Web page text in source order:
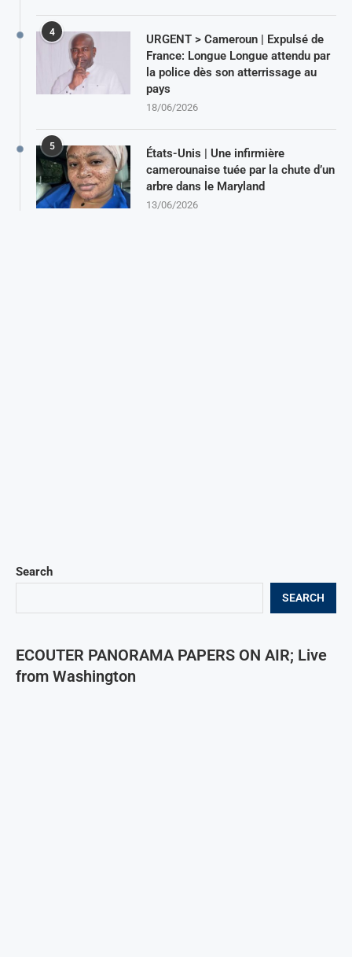
Search
SEARCH
ECOUTER PANORAMA PAPERS ON AIR; Live
from Washington
4
URGENT > Cameroun | Expulsé de
France: Longue Longue attendu par
la police dès son atterrissage au
pays
18/06/2026
5
États-Unis | Une infirmière
camerounaise tuée par la chute d’un
arbre dans le Maryland
13/06/2026